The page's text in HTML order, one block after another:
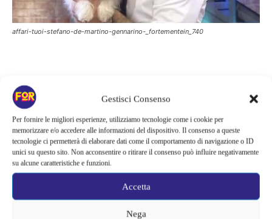
Gestisci Consenso
Per fornire le migliori esperienze, utilizziamo tecnologie come i cookie per
memorizzare e/o accedere alle informazioni del dispositivo. Il consenso a queste
tecnologie ci permetterà di elaborare dati come il comportamento di navigazione o ID
unici su questo sito. Non acconsentire o ritirare il consenso può influire negativamente
su alcune caratteristiche e funzioni.
Accetta
Nega
affari-tuoi-stefano-de-martino-gennarino-_fortementein_740
Una nuova fase per Affari Tuoi
Oltre all’addio di Gennarino, il trasferimento della produzione
potrebbe comportare anche l’assenza di alcune figure abituali del
pubblico, comeLupoeTanhat, la cui presenza nella nuova sede
milanese appare al momento incerta. Si tratta di cambiamenti che
accompagneranno il rinnovamento generale della trasmissione,
senza però modificare la formula che ha permesso al programma
di ottenere ottimi risultati di ascolto.